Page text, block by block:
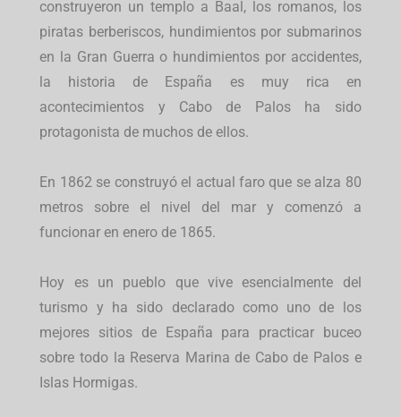
construyeron un templo a Baal, los romanos, los
piratas berberiscos, hundimientos por submarinos
en la Gran Guerra o hundimientos por accidentes,
la historia de España es muy rica en
acontecimientos y Cabo de Palos ha sido
protagonista de muchos de ellos.
En 1862 se construyó el actual faro que se alza 80
metros sobre el nivel del mar y comenzó a
funcionar en enero de 1865.
Hoy es un pueblo que vive esencialmente del
turismo y ha sido declarado como uno de los
mejores sitios de España para practicar buceo
sobre todo la Reserva Marina de Cabo de Palos e
Islas Hormigas.